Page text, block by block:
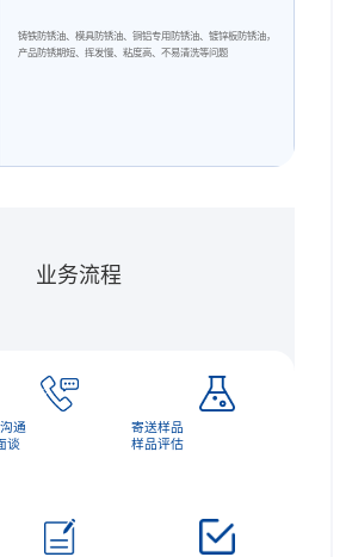
铸铁防锈油、模具防锈油、铜铝专用防锈油、镀锌板防锈油，
产品防锈期短、挥发慢、粘度高、不易清洗等问题
业务流程
通
谈
寄送样品
样品评估